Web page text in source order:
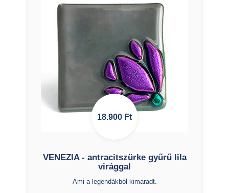
18.900 Ft
VENEZIA - antracitszürke gyűrű lila
virággal
Ami a legendákból kimaradt.